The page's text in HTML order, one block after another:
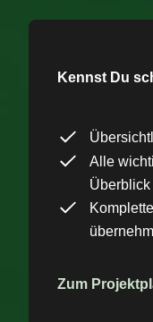
Kennst Du
Alle
Überblick
Zum